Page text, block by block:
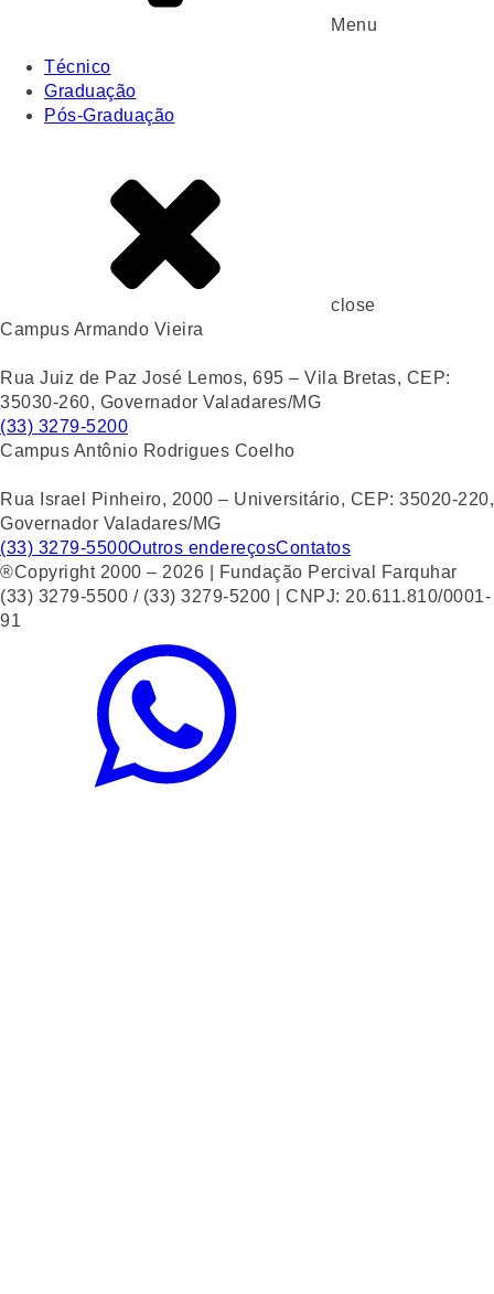
Menu
Técnico
Graduação
Pós-Graduação
close
Campus Armando Vieira
Rua Juiz de Paz José Lemos, 695 – Vila Bretas, CEP:
35030-260, Governador Valadares/MG
(33) 3279-5200
Campus Antônio Rodrigues Coelho
Rua Israel Pinheiro, 2000 – Universitário, CEP: 35020-220,
Governador Valadares/MG
(33) 3279-5500Outros endereçosContatos
®Copyright 2000 – 2026 | Fundação Percival Farquhar
(33) 3279-5500 / (33) 3279-5200 | CNPJ: 20.611.810/0001-
91